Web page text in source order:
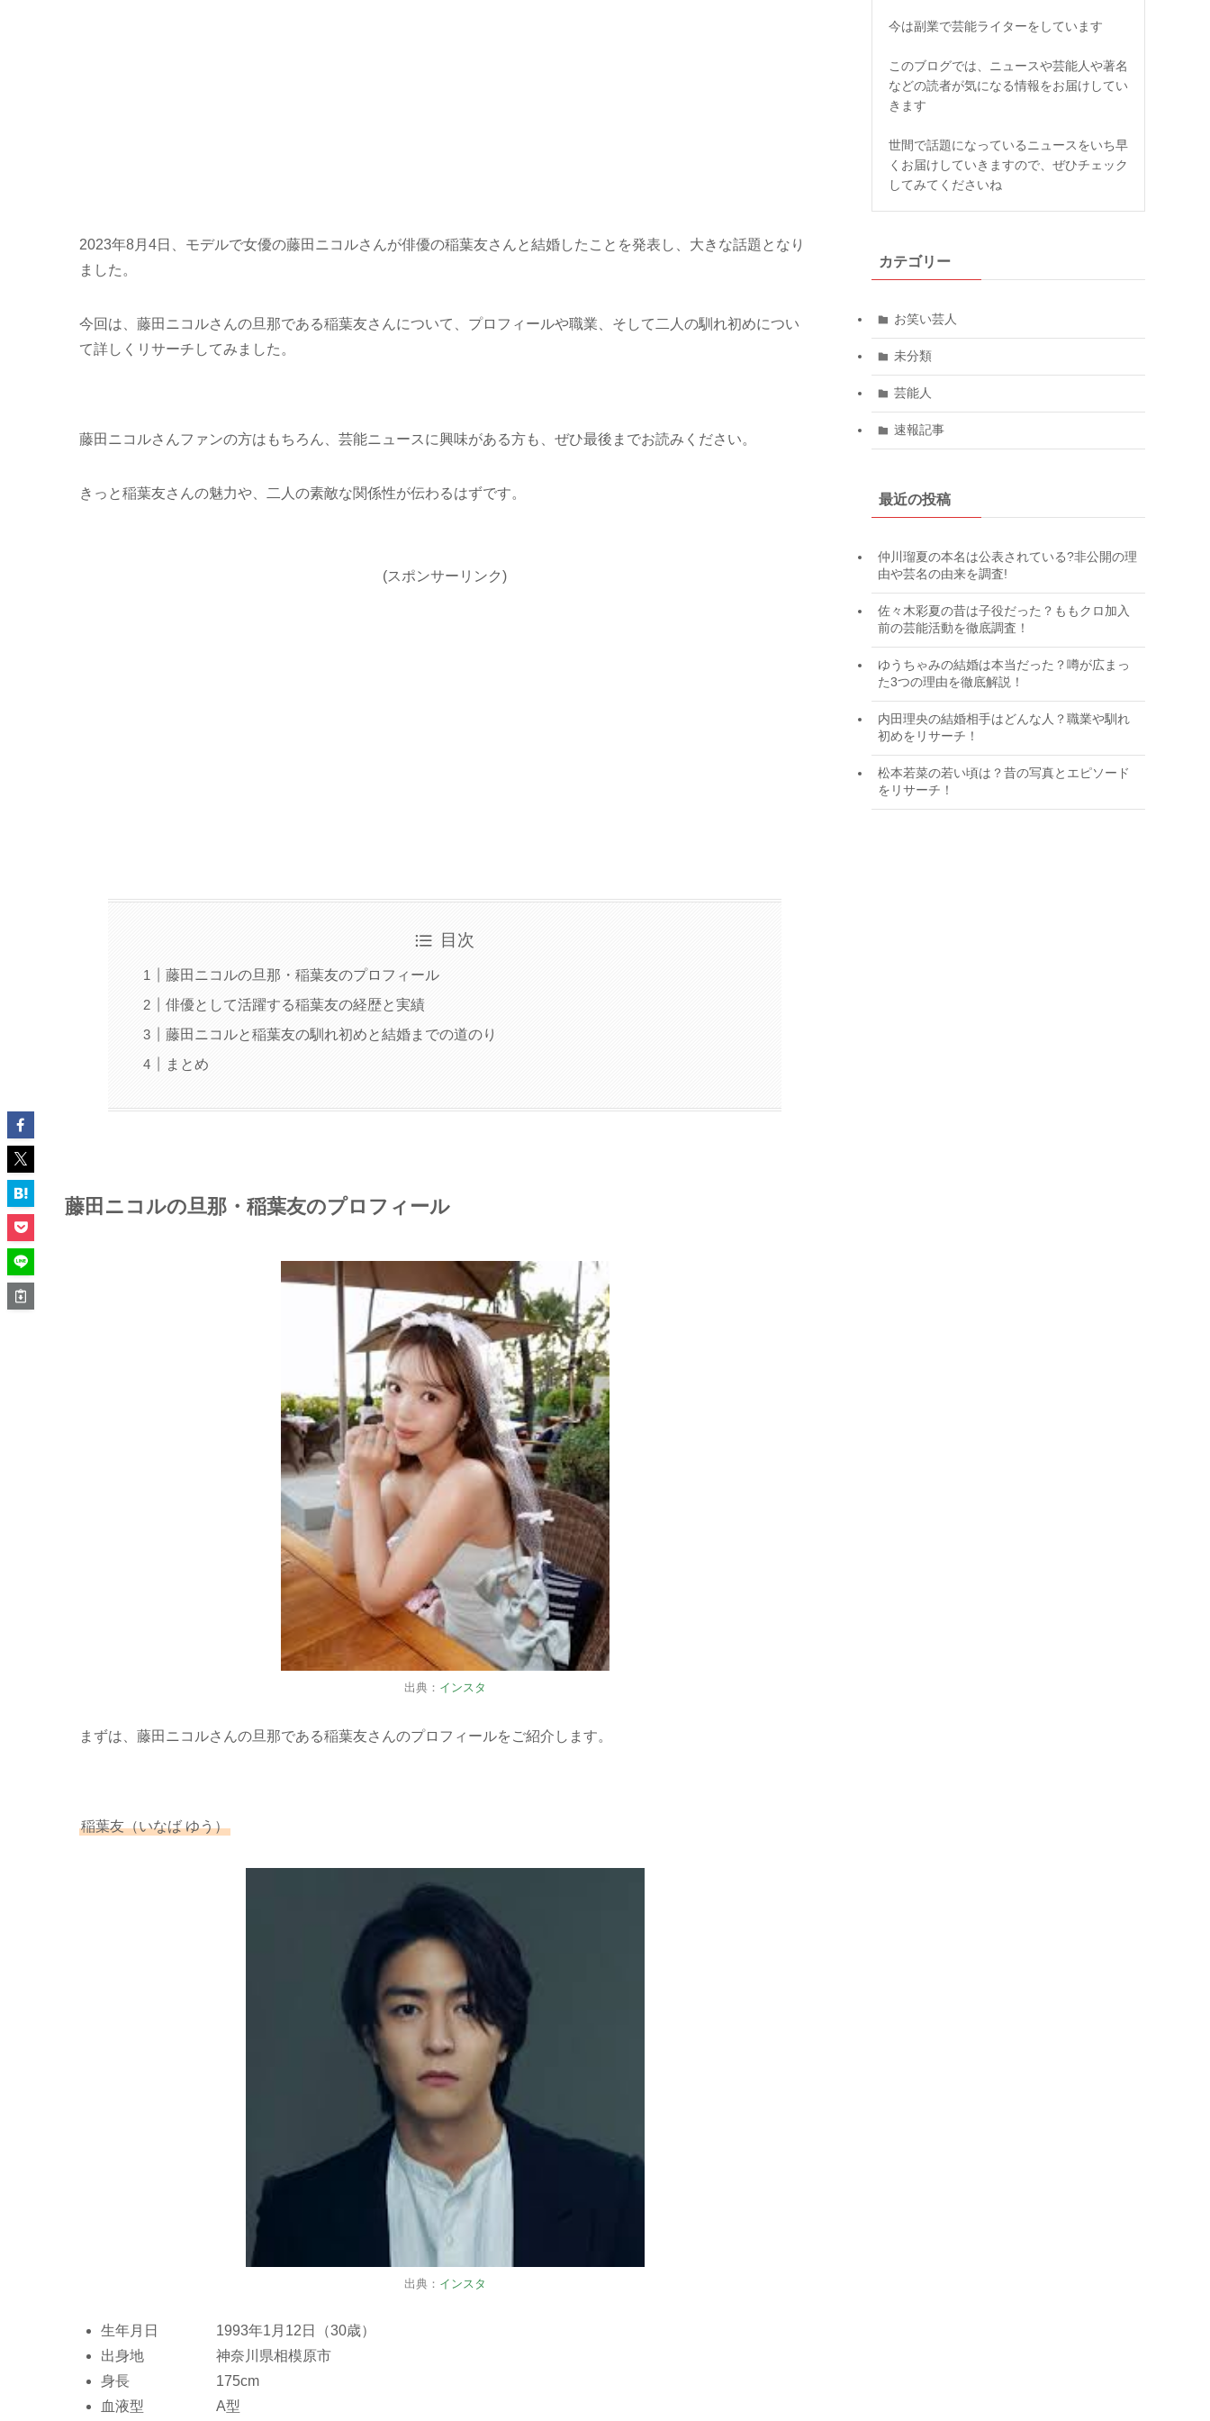
2023年8月4日、モデルで女優の藤田ニコルさんが俳優の稲葉友さんと結婚したことを発表し、大きな話題となり
ました。
今回は、藤田ニコルさんの旦那である稲葉友さんについて、プロフィールや職業、そして二人の馴れ初めについ
て詳しくリサーチしてみました。
藤田ニコルさんファンの方はもちろん、芸能ニュースに興味がある方も、ぜひ最後までお読みください。
きっと稲葉友さんの魅力や、二人の素敵な関係性が伝わるはずです。
(スポンサーリンク)
目次
藤田ニコルの旦那・稲葉友のプロフィール
俳優として活躍する稲葉友の経歴と実績
藤田ニコルと稲葉友の馴れ初めと結婚までの道のり
まとめ
藤田ニコルの旦那・稲葉友のプロフィール
出典： インスタ
まずは、藤田ニコルさんの旦那である稲葉友さんのプロフィールをご紹介します。
稲葉友（いなば ゆう）
出典： インスタ
生年月日 1993年1月12日（30歳）
出身地 神奈川県相模原市
身長 175cm
血液型 A型
今は副業で芸能ライターをしています
このブログでは、ニュースや芸能人や著名
などの読者が気になる情報をお届けしてい
きます
世間で話題になっているニュースをいち早
くお届けしていきますので、ぜひチェック
してみてくださいね
カテゴリー
お笑い芸人
未分類
芸能人
速報記事
最近の投稿
仲川瑠夏の本名は公表されている?非公開の理
由や芸名の由来を調査!
佐々木彩夏の昔は子役だった？ももクロ加入
前の芸能活動を徹底調査！
ゆうちゃみの結婚は本当だった？噂が広まっ
た3つの理由を徹底解説！
内田理央の結婚相手はどんな人？職業や馴れ
初めをリサーチ！
松本若菜の若い頃は？昔の写真とエピソード
をリサーチ！